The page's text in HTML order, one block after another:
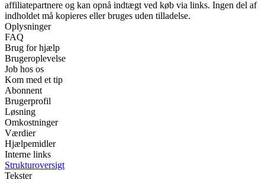
affiliatepartnere og kan opnå indtægt ved køb via links. Ingen del af
indholdet må kopieres eller bruges uden tilladelse.
Oplysninger
FAQ
Brug for hjælp
Brugeroplevelse
Job hos os
Kom med et tip
Abonnent
Brugerprofil
Løsning
Omkostninger
Værdier
Hjælpemidler
Interne links
Strukturoversigt
Tekster